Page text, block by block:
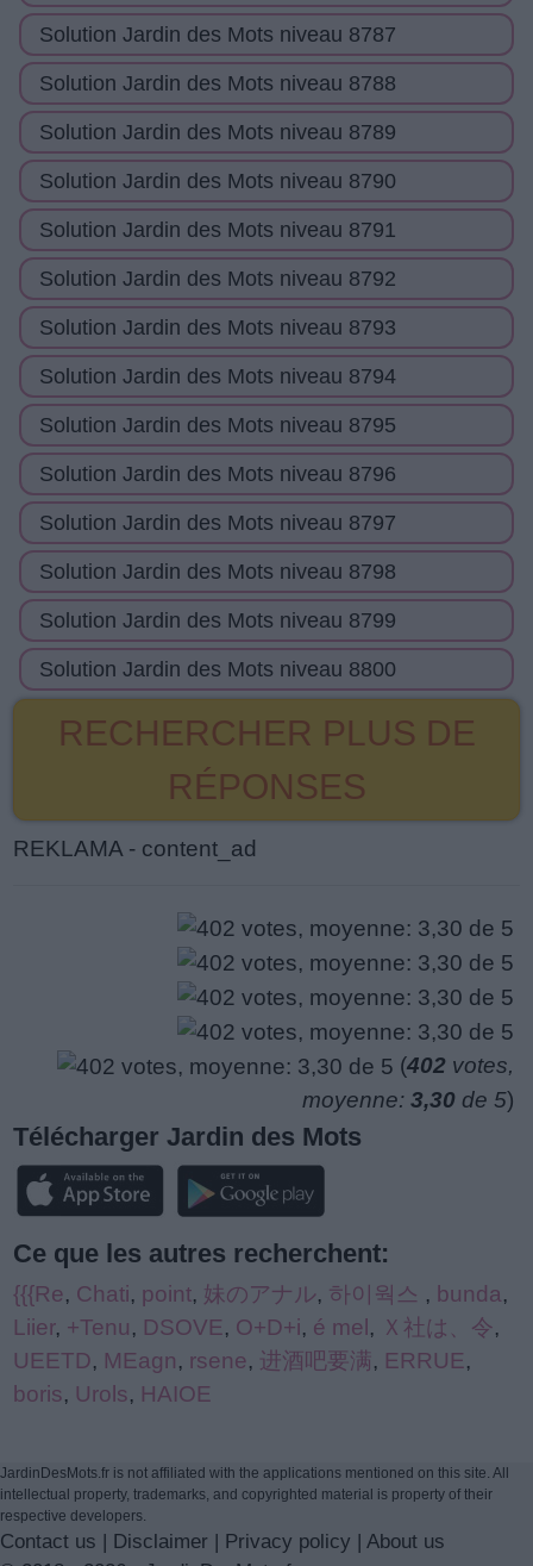
Solution Jardin des Mots niveau 8787
Solution Jardin des Mots niveau 8788
Solution Jardin des Mots niveau 8789
Solution Jardin des Mots niveau 8790
Solution Jardin des Mots niveau 8791
Solution Jardin des Mots niveau 8792
Solution Jardin des Mots niveau 8793
Solution Jardin des Mots niveau 8794
Solution Jardin des Mots niveau 8795
Solution Jardin des Mots niveau 8796
Solution Jardin des Mots niveau 8797
Solution Jardin des Mots niveau 8798
Solution Jardin des Mots niveau 8799
Solution Jardin des Mots niveau 8800
RECHERCHER PLUS DE
RÉPONSES
REKLAMA - content_ad
(402 votes,
moyenne: 3,30 de 5)
Télécharger Jardin des Mots
Ce que les autres recherchent:
{{{Re, Chati, point, 妹のアナル, 하이웍스 , bunda,
Liier, +Tenu, DSOVE, O+D+i, é mel , Ｘ社は、令,
UEETD, MEagn, rsene, 进酒吧要满, ERRUE,
boris, Urols, HAIOE
JardinDesMots.fr is not affiliated with the applications mentioned on this site. All
intellectual property, trademarks, and copyrighted material is property of their
respective developers.
Contact us | Disclaimer | Privacy policy | About us